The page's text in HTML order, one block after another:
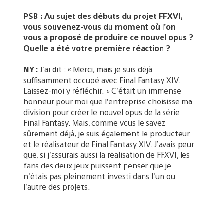
PSB : Au sujet des débuts du projet FFXVI,
vous souvenez-vous du moment où l’on
vous a proposé de produire ce nouvel opus ?
Quelle a été votre première réaction ?
NY :J’ai dit : « Merci, mais je suis déjà
suffisamment occupé avec Final Fantasy XIV.
Laissez-moi y réfléchir. » C’était un immense
honneur pour moi que l’entreprise choisisse ma
division pour créer le nouvel opus de la série
Final Fantasy. Mais, comme vous le savez
sûrement déjà, je suis également le producteur
et le réalisateur de Final Fantasy XIV. J’avais peur
que, si j’assurais aussi la réalisation de FFXVI, les
fans des deux jeux puissent penser que je
n’étais pas pleinement investi dans l’un ou
l’autre des projets.